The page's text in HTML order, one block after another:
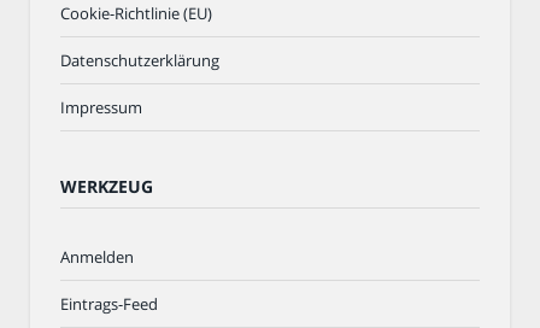
Cookie-Richtlinie (EU)
Datenschutzerklärung
Impressum
WERKZEUG
Anmelden
Eintrags-Feed